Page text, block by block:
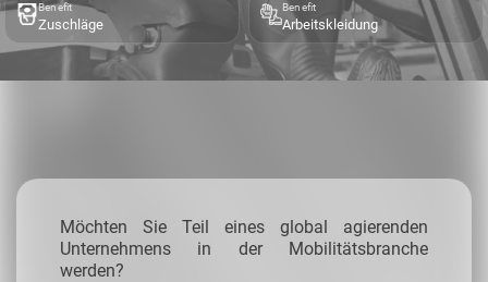
Benefit
Zuschläge
Benefit
Arbeitskleidung
Möchten Sie Teil eines global agierenden
Unternehmens in der Mobilitätsbranche
werden?